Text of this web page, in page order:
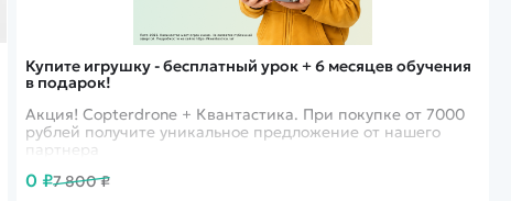
Купите игрушку - бесплатный урок + 6 месяцев обучения
в подарок!
Акция! Copterdrone + Квантастика. При покупке от 7000
рублей получите уникальное предложение от нашего
партнера
0 ₽7 800 ₽